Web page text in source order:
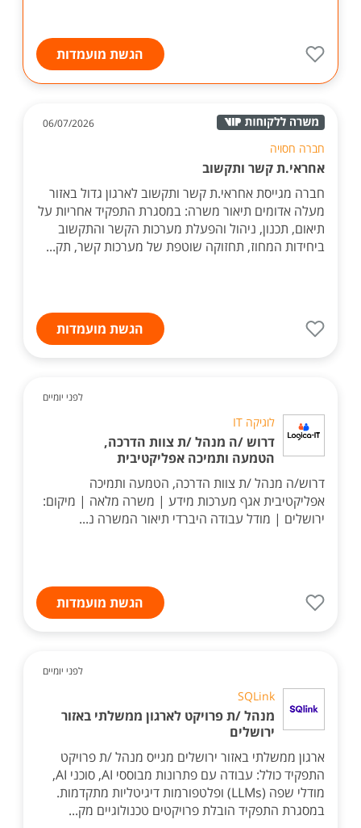
הגשת מועמדות
06/07/2026
חברה חסויה
אחראי.ת קשר ותקשוב
חברה מגייסת אחראי.ת קשר ותקשוב לארגון גדול באזור
מעלה אדומים תיאור משרה: במסגרת התפקיד אחריות על
תיאום, תכנון, ניהול והפעלת מערכות הקשר והתקשוב
ביחידות המחוז, תחזוקה שוטפת של מערכות קשר, תק...
הגשת מועמדות
לפני יומיים
לוגיקה IT
דרוש /ה מנהל /ת צוות הדרכה,
הטמעה ותמיכה אפליקטיבית
דרוש/ה מנהל /ת צוות הדרכה, הטמעה ותמיכה
אפליקטיבית אגף מערכות מידע | משרה מלאה | מיקום:
ירושלים | מודל עבודה היברדי תיאור המשרה נ...
הגשת מועמדות
לפני יומיים
SQLink
מנהל /ת פרויקט לארגון ממשלתי באזור
ירושלים
ארגון ממשלתי באזור ירושלים מגייס מנהל /ת פרויקט
התפקיד כולל: עבודה עם פתרונות מבוססי AI, סוכני AI,
מודלי שפה (LLMs) ופלטפורמות דיגיטליות מתקדמות.
במסגרת התפקיד הובלת פרויקטים טכנולוגיים מק...